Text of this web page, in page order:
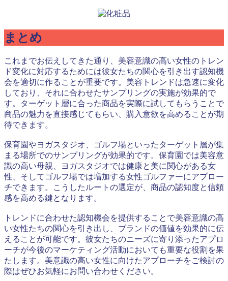
まとめ
これまでお伝えしてきた通り、美容意識の高い女性のトレン
ド変化に対応するためには彼女たちの関心を引き出す認知機
会を適切に作ることが重要です。美容トレンドは急速に変化
しており、それに合わせたサンプリングの実施が効果的で
す。ターゲット層に合った商品を実際に試してもらうことで
商品の魅力を直接感じてもらい、購入意欲を高めることが期
待できます。
保育園やヨガスタジオ、ゴルフ場といったターゲット層が集
まる場所でのサンプリングが効果的です。保育園では美容意
識の高い母親、ヨガスタジオでは健康と美に関心がある女
性、そしてゴルフ場では増加する女性ゴルファーにアプロー
チできます。こうしたルートの選定が、商品の認知度と信頼
感を高める鍵となります。
トレンドに合わせた認知機会を提供することで美容意識の高
い女性たちの関心を引き出し、ブランドの価値を効果的に伝
えることが可能です。彼女たちのニーズに寄り添ったアプロ
ーチが今後のマーケティング活動においても重要な役割を果
たします。美意識の高い女性に向けたアプローチをご検討の
際はぜひお気軽にお問い合わせください。